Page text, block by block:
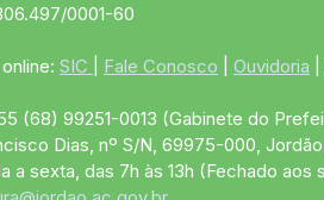
0001-60
SIC Fale Conosco Ouvidoria
(68) 99251-0013 (Gabinete do
Dias, nº S/N, 69975-000,
a sexta, das 7h às 13h (Fechado